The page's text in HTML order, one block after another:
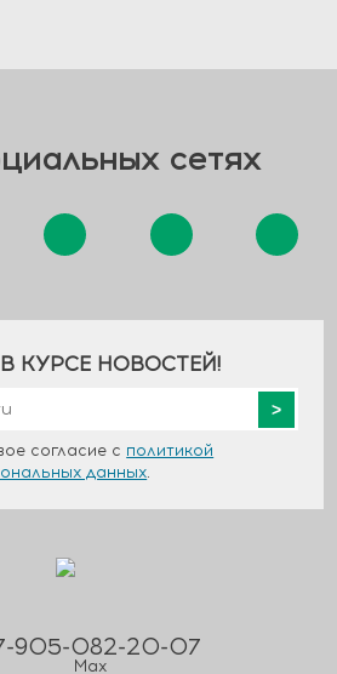
сетях
КУРСЕ НОВОСТЕЙ!
согласие с политикой
данных.
905-082-20-07
Max